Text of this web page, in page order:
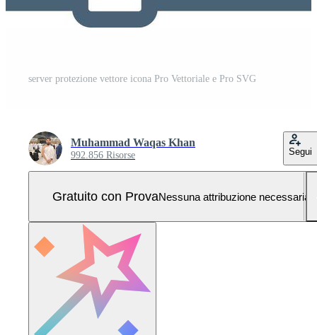
server protezione vettore icona Pro Vettoriale e Pro SVG
Muhammad Waqas Khan
992.856 Risorse Segui
Gratuito con ProvaNessuna attribuzione necessaria